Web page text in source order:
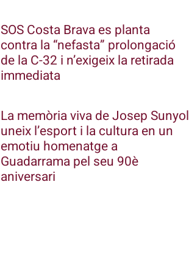
SOS Costa Brava es planta
contra la “nefasta” prolongació
de la C-32 i n’exigeix la retirada
immediata
La memòria viva de Josep Sunyol
uneix l’esport i la cultura en un
emotiu homenatge a
Guadarrama pel seu 90è
aniversari